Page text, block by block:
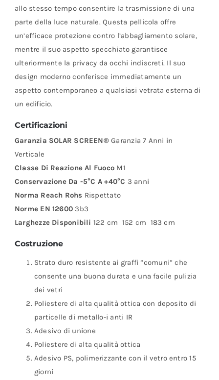
allo stesso tempo consentire la trasmissione di una
parte della luce naturale. Questa pellicola offre
un’efficace protezione contro l’abbagliamento solare,
mentre il suo aspetto specchiato garantisce
ulteriormente la privacy da occhi indiscreti. Il suo
design moderno conferisce immediatamente un
aspetto contemporaneo a qualsiasi vetrata esterna di
un edificio.
Certificazioni
Garanzia SOLAR SCREEN®Garanzia 7 Anni in
Verticale
Classe Di Reazione Al Fuoco M1
Conservazione Da -5°C A +40°C 3 anni
Norma Reach Rohs Rispettato
Norme EN 126003b3
Larghezze Disponibili 122 cm 152 cm 183 cm
Costruzione
Strato duro resistente ai graffi ”comuni” che
consente una buona durata e una facile pulizia
dei vetri
Poliestere di alta qualità ottica con deposito di
particelle di metallo-i anti IR
Adesivo di unione
Poliestere di alta qualità ottica
Adesivo PS, polimerizzante con il vetro entro 15
giorni